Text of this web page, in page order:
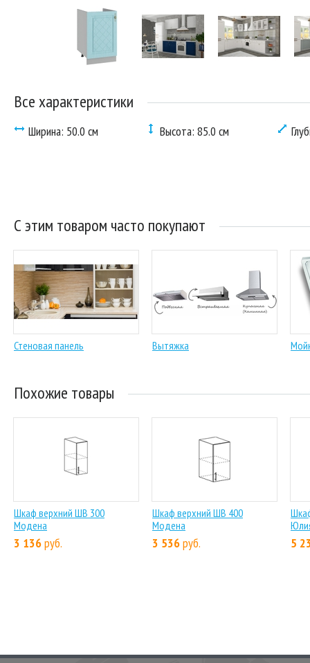
Все характеристики
Ширина: 50.0 см Высота: 85.0 см
С этим товаром часто покупают
Стеновая панель Вытяжка
Похожие товары
Шкаф верхний ШВ 300
Модена
3 136руб.
Шкаф верхний ШВ 400
Модена
3 536руб. 5